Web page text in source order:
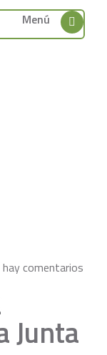
Menú
hay comentarios
Junta